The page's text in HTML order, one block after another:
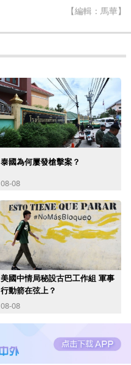
【編輯：馬華】
泰國為何屢發槍擊案？
08-08
美國中情局秘設古巴工作組 軍事
行動箭在弦上？
08-08